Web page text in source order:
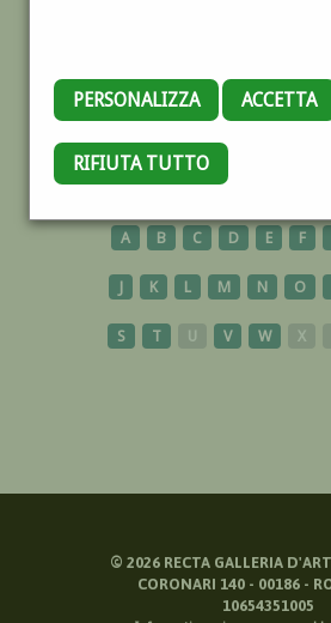
PERSONALIZZA ACCETTA
RIFIUTA TUTTO
ULISSE
A B C D E F
J K L M N O
S T U V W X
© 2026RECTA GALLERIA
CORONARI 140 - 00186 -
10654351005